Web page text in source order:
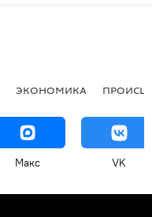
ЭКОНОМИКА
Макс VK